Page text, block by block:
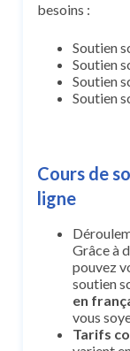
besoins :
Soutien
Soutien
Soutien
Soutien
Cours de
ligne
Grâce à
pouvez
soutien
en
vous
Tarifs